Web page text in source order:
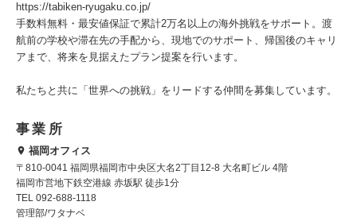
https://tabiken-ryugaku.co.jp/
手数料無料・最安値保証で累計2万名以上の海外挑戦をサポート。渡
航前の学校や滞在先の手配から、現地でのサポート、帰国後のキャリ
アまで、将来を見据えたプラン提案を行います。
私たちと共に「世界への挑戦」をリードする仲間を募集しています。
事業所
福岡オフィス
〒810-0041 福岡県福岡市中央区大名2丁目12-8 大名町ビル 4階
福岡市営地下鉄空港線 赤坂駅 徒歩1分
TEL 092-688-1118
管理部/ワタナベ